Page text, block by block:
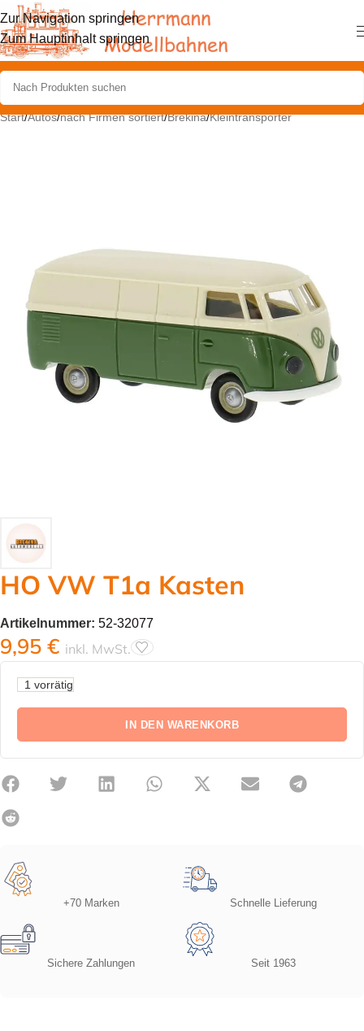
Zur Navigation springen
Zum Hauptinhalt springen
Start/Autos/nach Firmen sortiert/Brekina/Kleintransporter
HO VW T1a Kasten
Artikelnummer: 52-32077
9,95 € inkl. MwSt.
1 vorrätig
IN DEN WARENKORB
+70 Marken Schnelle Lieferung
Sichere Zahlungen Seit 1963